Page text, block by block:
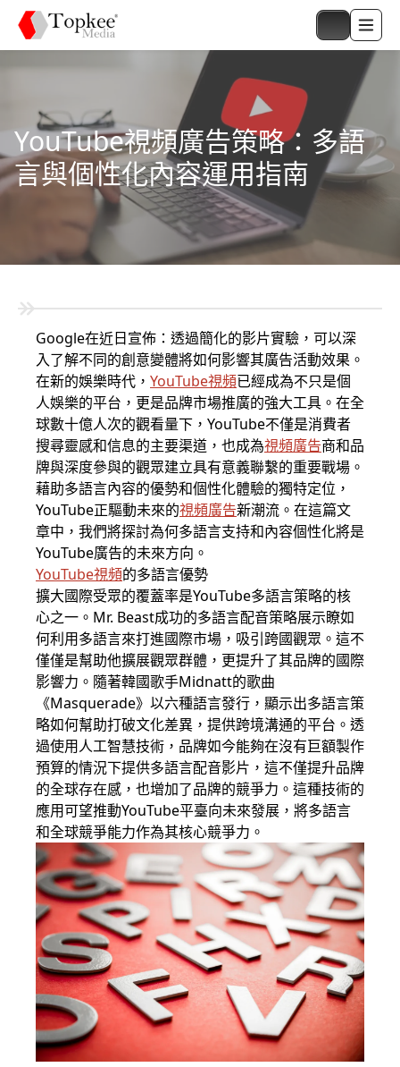
YouTube視頻廣告策略：多語
言與個性化內容運用指南
Google在近日宣佈：透過簡化的影片實驗，可以深
入了解不同的創意變體將如何影響其廣告活動效果。
在新的娛樂時代， YouTube視頻已經成為不只是個
人娛樂的平台，更是品牌市場推廣的強大工具。在全
球數十億人次的觀看量下，YouTube不僅是消費者
搜尋靈感和信息的主要渠道，也成為視頻廣告商和品
牌與深度參與的觀眾建立具有意義聯繫的重要戰場。
藉助多語言內容的優勢和個性化體驗的獨特定位，
YouTube正驅動未來的視頻廣告新潮流。在這篇文
章中，我們將探討為何多語言支持和內容個性化將是
YouTube廣告的未來方向。
YouTube視頻的多語言優勢
擴大國際受眾的覆蓋率是YouTube多語言策略的核
心之一。Mr. Beast成功的多語言配音策略展示瞭如
何利用多語言來打進國際市場，吸引跨國觀眾。這不
僅僅是幫助他擴展觀眾群體，更提升了其品牌的國際
影響力。隨著韓國歌手Midnatt的歌曲
《Masquerade》以六種語言發行，顯示出多語言策
略如何幫助打破文化差異，提供跨境溝通的平台。透
過使用人工智慧技術，品牌如今能夠在沒有巨額製作
預算的情況下提供多語言配音影片，這不僅提升品牌
的全球存在感，也增加了品牌的競爭力。這種技術的
應用可望推動YouTube平臺向未來發展，將多語言
和全球競爭能力作為其核心競爭力。